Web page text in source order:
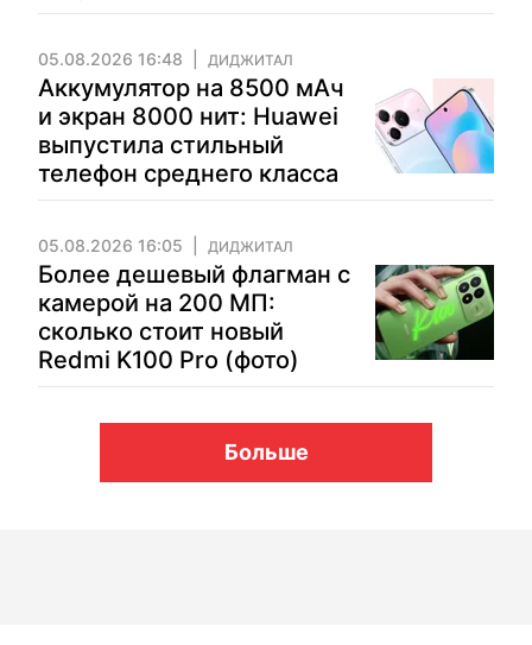
05.08.2026 16:48 ДИДЖИТАЛ
Аккумулятор на 8500 мАч
и экран 8000 нит: Huawei
выпустила стильный
телефон среднего класса
05.08.2026 16:05 ДИДЖИТАЛ
Более дешевый флагман с
камерой на 200 МП:
сколько стоит новый
Redmi K100 Pro (фото)
Больше